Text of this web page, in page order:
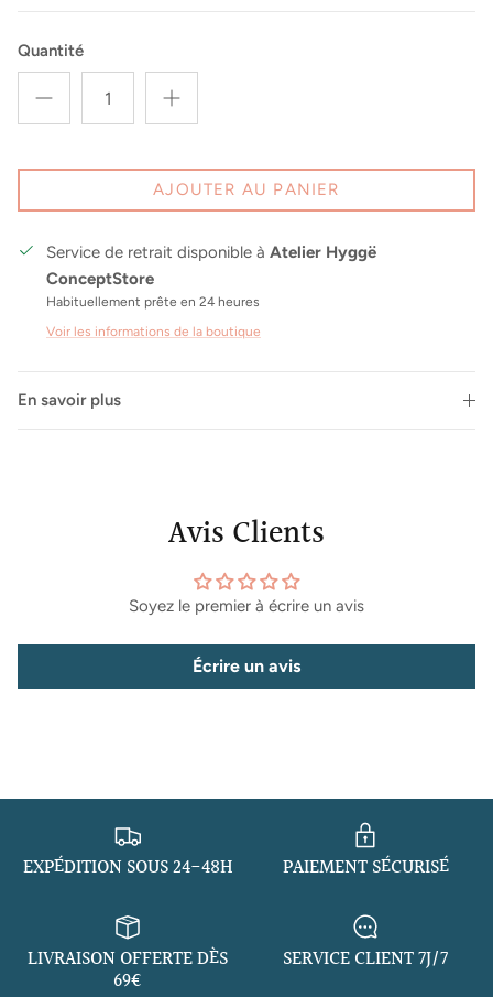
Quantité
AJOUTER AU PANIER
Service de retrait disponible à Atelier Hyggë
ConceptStore
Habituellement prête en 24 heures
Voir les informations de la boutique
En savoir plus
Avis Clients
Soyez le premier à écrire un avis
Écrire un avis
EXPÉDITION SOUS 24-48H PAIEMENT SÉCURISÉ
LIVRAISON OFFERTE DÈS
69€
SERVICE CLIENT 7J/7
Inscrivez-vous à notre newsletter et bénéficiez d'offres
sur les dernières tendances. Ne ratez rien de l'univers
Hygge !